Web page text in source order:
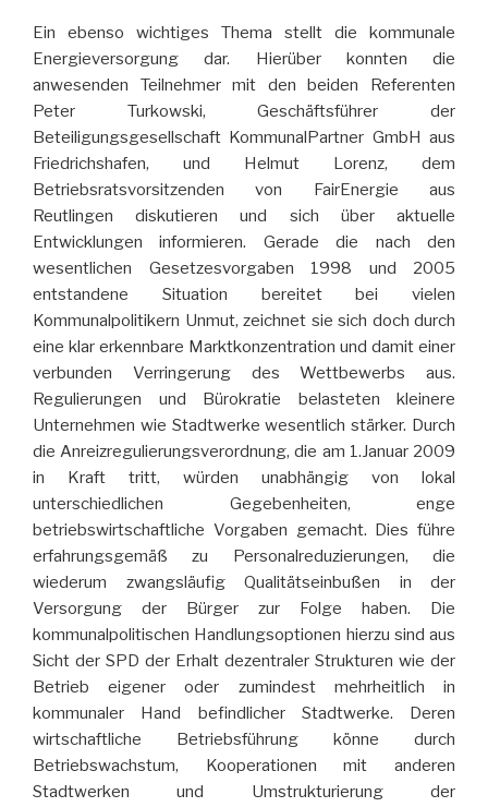
Ein ebenso wichtiges Thema stellt die kommunale
Energieversorgung dar. Hierüber konnten die
anwesenden Teilnehmer mit den beiden Referenten
Peter Turkowski, Geschäftsführer der
Beteiligungsgesellschaft KommunalPartner GmbH aus
Friedrichshafen, und Helmut Lorenz, dem
Betriebsratsvorsitzenden von FairEnergie aus
Reutlingen diskutieren und sich über aktuelle
Entwicklungen informieren. Gerade die nach den
wesentlichen Gesetzesvorgaben 1998 und 2005
entstandene Situation bereitet bei vielen
Kommunalpolitikern Unmut, zeichnet sie sich doch durch
eine klar erkennbare Marktkonzentration und damit einer
verbunden Verringerung des Wettbewerbs aus.
Regulierungen und Bürokratie belasteten kleinere
Unternehmen wie Stadtwerke wesentlich stärker. Durch
die Anreizregulierungsverordnung, die am 1.Januar 2009
in Kraft tritt, würden unabhängig von lokal
unterschiedlichen Gegebenheiten, enge
betriebswirtschaftliche Vorgaben gemacht. Dies führe
erfahrungsgemäß zu Personalreduzierungen, die
wiederum zwangsläufig Qualitätseinbußen in der
Versorgung der Bürger zur Folge haben. Die
kommunalpolitischen Handlungsoptionen hierzu sind aus
Sicht der SPD der Erhalt dezentraler Strukturen wie der
Betrieb eigener oder zumindest mehrheitlich in
kommunaler Hand befindlicher Stadtwerke. Deren
wirtschaftliche Betriebsführung könne durch
Betriebswachstum, Kooperationen mit anderen
Stadtwerken und Umstrukturierung der